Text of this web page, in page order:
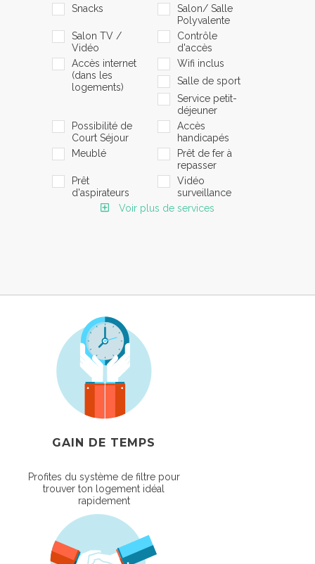
Snacks
Salon/ Salle
Polyvalente
Salon TV /
Vidéo
Contrôle
d'accès
Accès internet
(dans les
logements)
Wifi inclus
Salle de sport
Service petit-
déjeuner
Possibilité de
Court Séjour
Accès
handicapés
Meublé
Prêt de fer à
repasser
Prêt
d'aspirateurs
Vidéo
surveillance
Voir plus de services
GAIN DE TEMPS
Profites du système de filtre pour
trouver ton logement idéal
rapidement